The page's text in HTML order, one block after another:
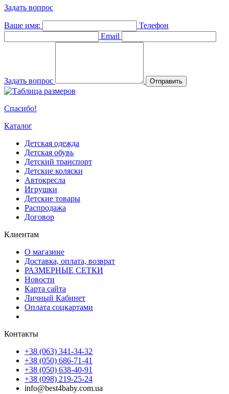
Задать вопрос
Ваше имя:
Телефон
Email
Задать вопрос Отправить
Спасибо!
Каталог
Детская одежда
Детская обувь
Детский транспорт
Детские коляски
Автокресла
Игрушки
Детские товары
Распродажа
Договор
Клиентам
О магазине
Доставка, оплата, возврат
РАЗМЕРНЫЕ СЕТКИ
Новости
Карта сайта
Личный Кабинет
Оплата соцкартами
Контакты
+38 (063) 341-34-32
+38 (050) 686-71-41
+38 (050) 638-40-91
+38 (098) 219-25-24
info@best4baby.com.ua